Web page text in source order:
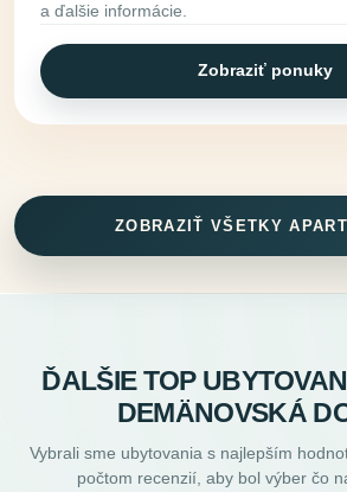
a ďalšie informácie.
Zobraziť ponuky
ZOBRAZIŤ VŠETKY
ĎALŠIE TOP
DEMÄNOVSKÁ
Vybrali sme ubytovania s najlepším
počtom recenzií, aby bol výber čo